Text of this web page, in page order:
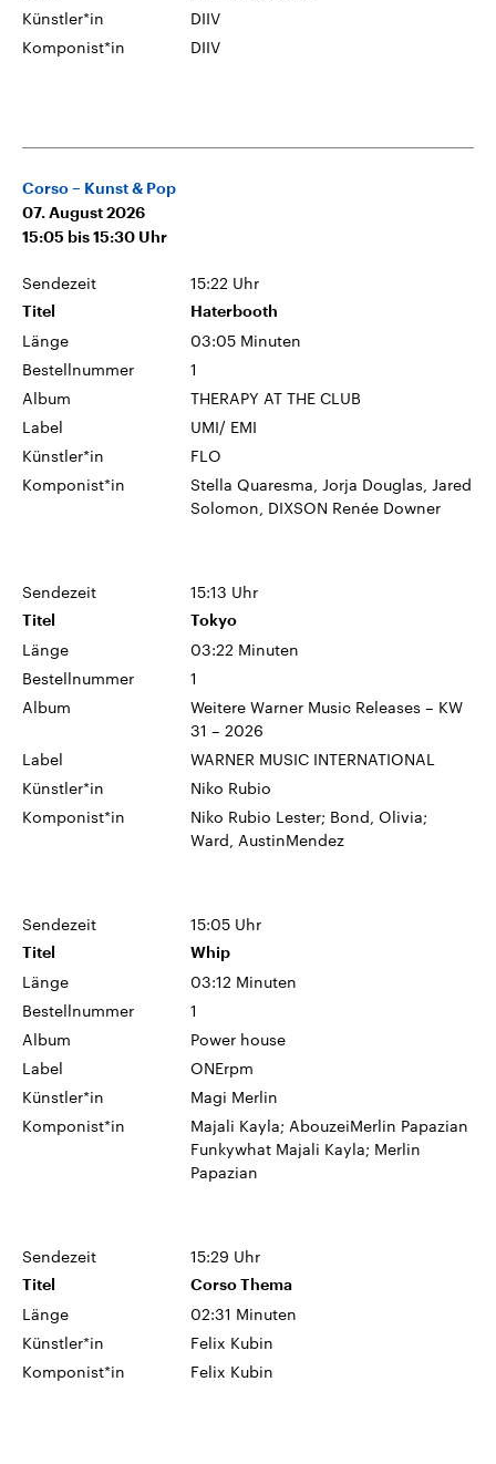
Künstler*in
DIIV
Komponist*in
DIIV
Corso – Kunst & Pop
07. August 2026
15:05 bis 15:30 Uhr
Sendezeit 15:22 Uhr
Titel Haterbooth
Länge
03:05 Minuten
Bestellnummer
1
Album
THERAPY AT THE CLUB
Label
UMI/ EMI
Künstler*in
FLO
Komponist*in
Stella Quaresma, Jorja Douglas, Jared
Solomon, DIXSON Renée Downer
Sendezeit 15:13 Uhr
Titel Tokyo
Länge
03:22 Minuten
Bestellnummer
1
Album
Weitere Warner Music Releases – KW
31 – 2026
Label
WARNER MUSIC INTERNATIONAL
Künstler*in
Niko Rubio
Komponist*in
Niko Rubio Lester; Bond, Olivia;
Ward, AustinMendez
Sendezeit 15:05 Uhr
Titel Whip
Länge
03:12 Minuten
Bestellnummer
1
Album
Power house
Label
ONErpm
Künstler*in
Magi Merlin
Komponist*in
Majali Kayla; AbouzeiMerlin Papazian
Funkywhat Majali Kayla; Merlin
Papazian
Sendezeit 15:29 Uhr
Titel Corso Thema
Länge
02:31 Minuten
Künstler*in
Felix Kubin
Komponist*in
Felix Kubin